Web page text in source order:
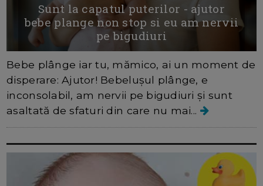
Sunt la capatul puterilor - ajutor
bebe plange non stop si eu am nervii
pe bigudiuri
Bebe plânge iar tu, mămico, ai un moment de
disperare: Ajutor! Bebelușul plânge, e
inconsolabil, am nervii pe bigudiuri și sunt
asaltată de sfaturi din care nu mai...